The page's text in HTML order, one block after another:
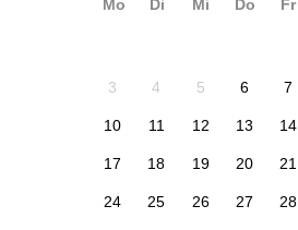
Mo Di Mi Do Fr
3 4 5 6 7
10 11 12 13 14
17 18 19 20 21
24 25 26 27 28